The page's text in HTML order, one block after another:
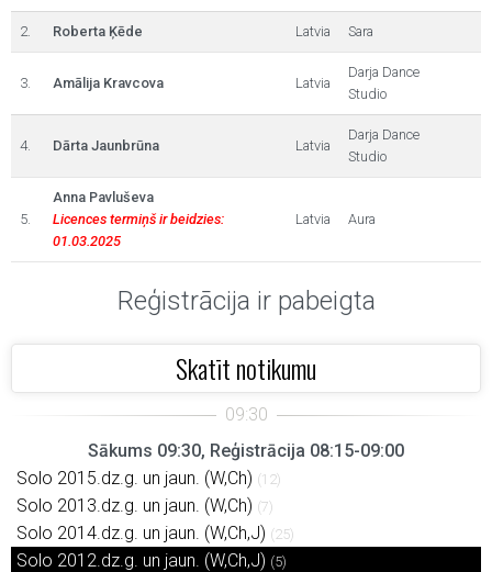
2. Roberta Ķēde Latvia Sara
3. Amālija Kravcova Latvia
Darja Dance
Studio
4. Dārta Jaunbrūna Latvia
Darja Dance
Studio
5.
Anna Pavluševa
Licences termiņš ir beidzies:
01.03.2025
Latvia Aura
Reģistrācija ir pabeigta
Skatīt notikumu
Sākums 09:30, Reģistrācija 08:15-09:00
Solo 2015.dz.g. un jaun. (W,Ch) (12)
Solo 2013.dz.g. un jaun. (W,Ch) (7)
Solo 2014.dz.g. un jaun. (W,Ch,J) (25)
Solo 2012.dz.g. un jaun. (W,Ch,J) (5)